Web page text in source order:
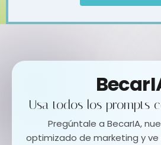
Usa todos los prompts
Pregúntale a BecarIA,
optimizado de marketing y